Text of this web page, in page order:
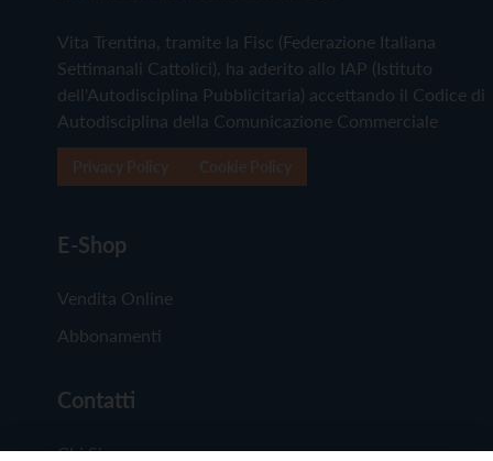
Vita Trentina, tramite la Fisc (Federazione Italiana
Settimanali Cattolici), ha aderito allo IAP (Istituto
dell'Autodisciplina Pubblicitaria) accettando il Codice di
Autodisciplina della Comunicazione Commerciale
E-Shop
Vendita Online
Abbonamenti
Contatti
Chi Siamo